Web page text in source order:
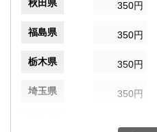
秋田県 350円
福島県 350円
栃木県 350円
埼玉県 350円